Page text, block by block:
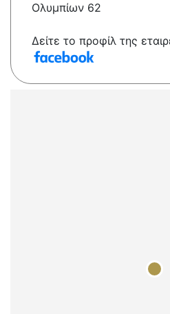
Ολυμπίων 62
Δείτε το προφίλ της